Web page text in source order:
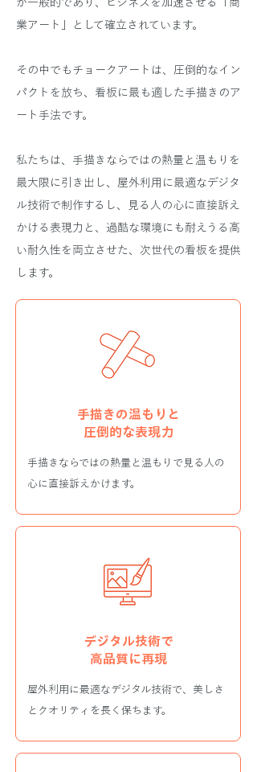
が一般的であり、ビジネスを加速させる「商
業アート」として確立されています。
その中でもチョークアートは、圧倒的なイン
パクトを放ち、看板に最も適した手描きのア
ート手法です。
私たちは、手描きならではの熱量と温もりを
最大限に引き出し、屋外利用に最適なデジタ
ル技術で制作するし、見る人の心に直接訴え
かける表現力と、過酷な環境にも耐えうる高
い耐久性を両立させた、次世代の看板を提供
します。
手描きの温もりと
​圧倒的な表現力
​手描きならではの熱量と温もりで見る人の
心に直接訴えかけます。
デジタル技術で
​高品質に再現
屋外利用に最適なデジタル技術で、美しさ
とクオリティを長く保ちます。